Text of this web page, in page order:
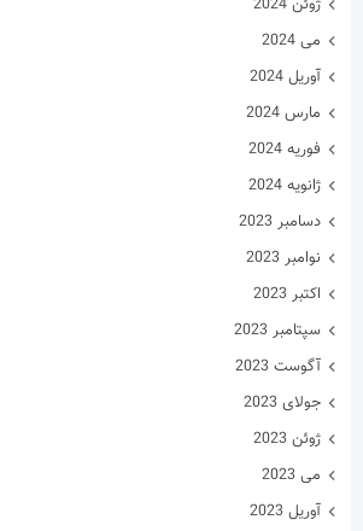
می 2024
آوریل 2024
مارس 2024
فوریه 2024
ژانویه 2024
دسامبر 2023
نوامبر 2023
اکتبر 2023
سپتامبر 2023
آگوست 2023
جولای 2023
ژوئن 2023
می 2023
آوریل 2023